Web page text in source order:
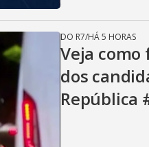
DO R7/HÁ 5 HORAS
Veja
dos
República